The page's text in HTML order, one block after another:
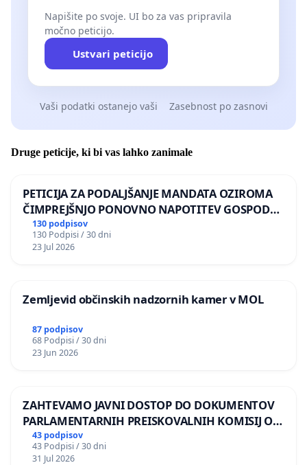
Napišite po svoje. UI bo za vas pripravila
močno peticijo.
Ustvari peticijo
Vaši podatki ostanejo vaši Zasebnost po zasnovi
Druge peticije, ki bi vas lahko zanimale
PETICIJA ZA PODALJŠANJE MANDATA OZIROMA
ČIMPREJŠNJO PONOVNO NAPOTITEV GOSPODA
BERNARDA ŠRAJNERJA NA VELEPOSLANIŠTVO
REPUBLIKE SLOVENIJE V MOSKVI
130 podpisov
130 Podpisi / 30 dni
23 Jul 2026
Zemljevid občinskih nadzornih kamer v MOL
87 podpisov
68 Podpisi / 30 dni
23 Jun 2026
ZAHTEVAMO JAVNI DOSTOP DO DOKUMENTOV
PARLAMENTARNIH PREISKOVALNIH KOMISIJ O
ILEGALNI TRGOVINI Z OROŽJEM
43 podpisov
43 Podpisi / 30 dni
31 Jul 2026